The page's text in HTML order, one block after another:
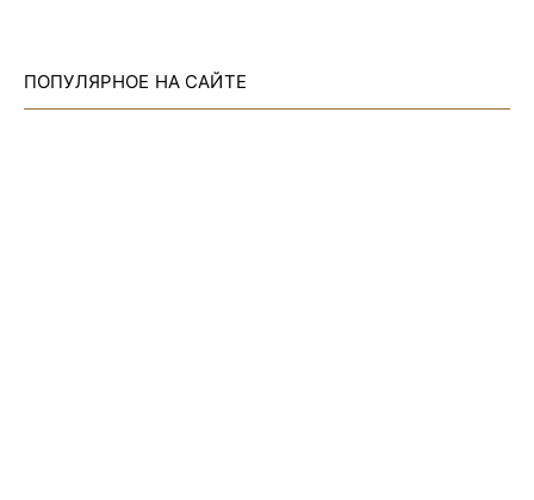
ПОПУЛЯРНОЕ НА САЙТЕ